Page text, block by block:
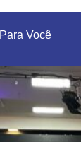
Para Você